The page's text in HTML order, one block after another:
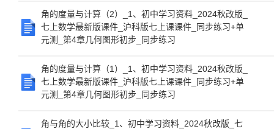
角的度量与计算（2）_1、初中学习资料_2024秋改版_
七上数学最新版课件_沪科版七上课课件_同步练习+单
元测_第4章几何图形初步_同步练习
角的度量与计算（1）_1、初中学习资料_2024秋改版_
七上数学最新版课件_沪科版七上课课件_同步练习+单
元测_第4章几何图形初步_同步练习
角与角的大小比较_1、初中学习资料_2024秋改版_七